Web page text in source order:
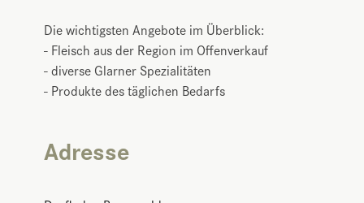
Die wichtigsten Angebote im Überblick:
- Fleisch aus der Region im Offenverkauf
- diverse Glarner Spezialitäten
- Produkte des täglichen Bedarfs
Adresse